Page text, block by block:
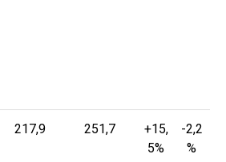
217,9 251,7
+15,
5%
-2,2
%